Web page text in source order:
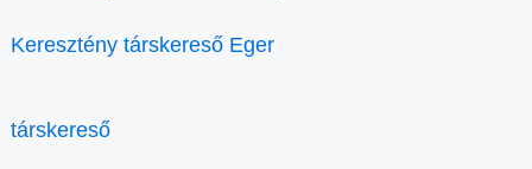
Keresztény társkereső Eger
társkereső